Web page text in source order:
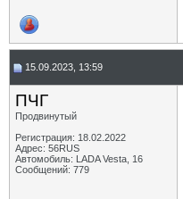
15.09.2023, 13:59
ПЧГ
Продвинутый
Регистрация: 18.02.2022
Адрес: 56RUS
Автомобиль: LADA Vesta, 16
Сообщений: 779